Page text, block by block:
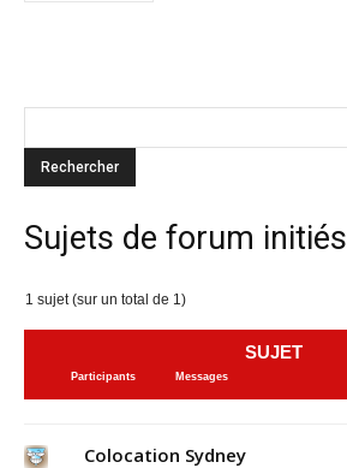
Sujets de forum initiés
1 sujet (sur un total de 1)
SUJET
Participants Messages
Colocation Sydney